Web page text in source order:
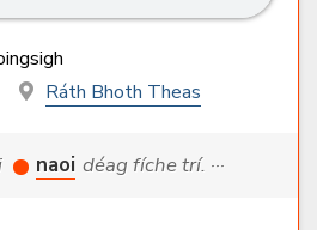
Ráth Bhoth Theas
naoi déag fíche trí. ···